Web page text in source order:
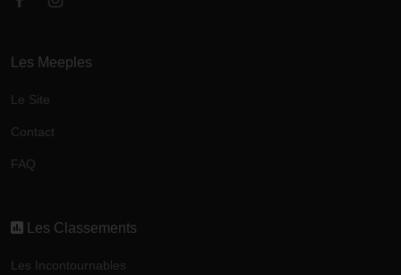
Les Meeples
Le Site
Contact
FAQ
Les Classements
Les Incontournables